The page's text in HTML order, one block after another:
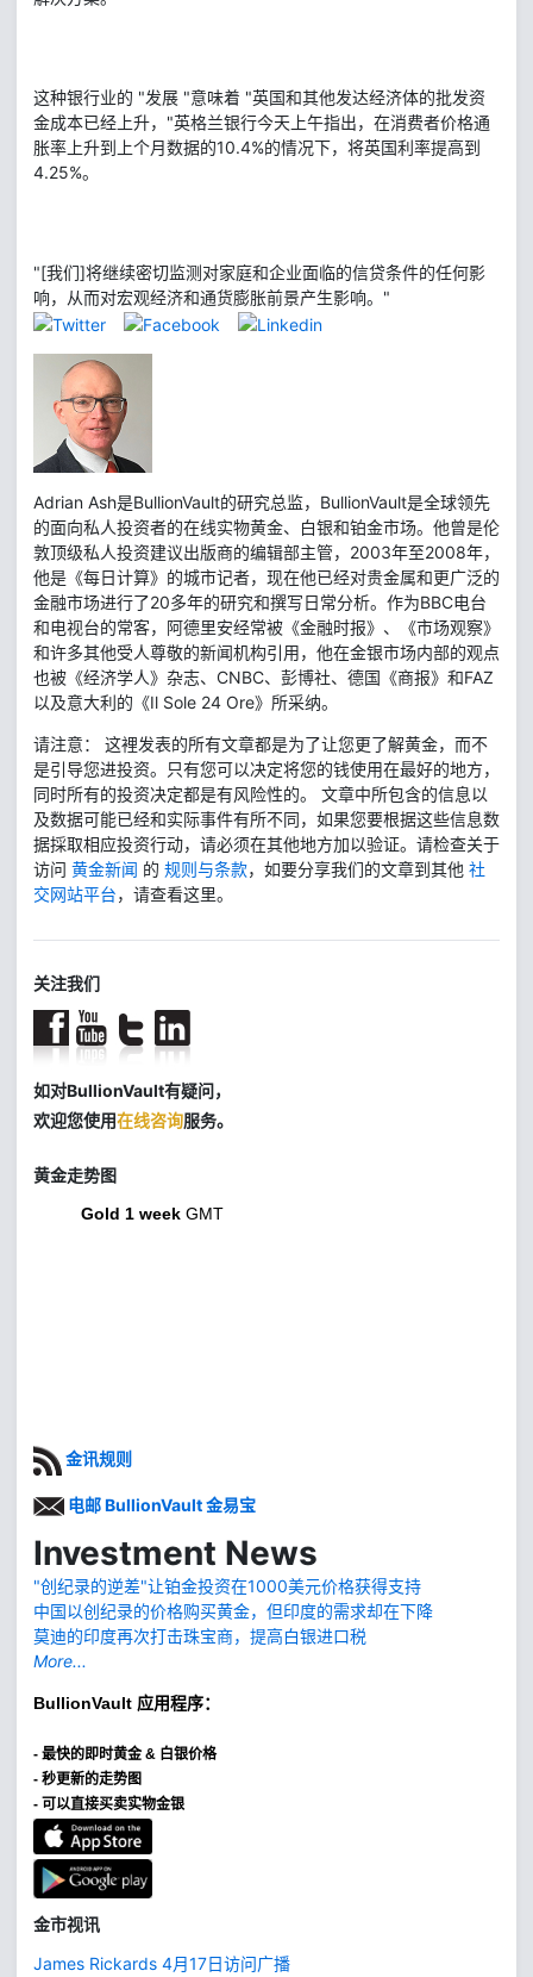
这种银行业的 "发展 "意味着 "英国和其他发达经济体的批发资
金成本已经上升，"英格兰银行今天上午指出，在消费者价格通
胀率上升到上个月数据的10.4%的情况下，将英国利率提高到
4.25%。
"[我们]将继续密切监测对家庭和企业面临的信贷条件的任何影
响，从而对宏观经济和通货膨胀前景产生影响。"
Adrian Ash是BullionVault的研究总监，BullionVault是全球领先
的面向私人投资者的在线实物黄金、白银和铂金市场。他曾是伦
敦顶级私人投资建议出版商的编辑部主管，2003年至2008年，
他是《每日计算》的城市记者，现在他已经对贵金属和更广泛的
金融市场进行了20多年的研究和撰写日常分析。作为BBC电台
和电视台的常客，阿德里安经常被《金融时报》、《市场观察》
和许多其他受人尊敬的新闻机构引用，他在金银市场内部的观点
也被《经济学人》杂志、CNBC、彭博社、德国《商报》和FAZ
以及意大利的《Il Sole 24 Ore》所采纳。
请注意： 这裡发表的所有文章都是为了让您更了解黄金，而不
是引导您进投资。只有您可以决定将您的钱使用在最好的地方，
同时所有的投资决定都是有风险性的。 文章中所包含的信息以
及数据可能已经和实际事件有所不同，如果您要根据这些信息数
据採取相应投资行动，请必须在其他地方加以验证。请检查关于
访问 黄金新闻 的 规则与条款，如要分享我们的文章到其他 社
交网站平台，请查看这里。
关注我们
如对BullionVault有疑问，
欢迎您使用在线咨询服务。
黄金走势图
Gold 1 week GMT
金讯规则
电邮 BullionVault 金易宝
Investment News
"创纪录的逆差"让铂金投资在1000美元价格获得支持
中国以创纪录的价格购买黄金，但印度的需求却在下降
莫迪的印度再次打击珠宝商，提高白银进口税
More...
BullionVault 应用程序：
- 最快的即时黄金 & 白银价格
- 秒更新的走势图
- 可以直接买卖实物金银
金市视讯
James Rickards 4月17日访问广播